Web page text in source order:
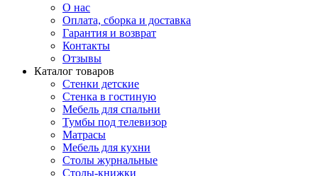
О нас
Оплата, сборка и доставка
Гарантия и возврат
Контакты
Отзывы
Каталог товаров
Стенки детские
Стенка в гостиную
Мебель для спальни
Тумбы под телевизор
Матрасы
Мебель для кухни
Столы журнальные
Столы-книжки